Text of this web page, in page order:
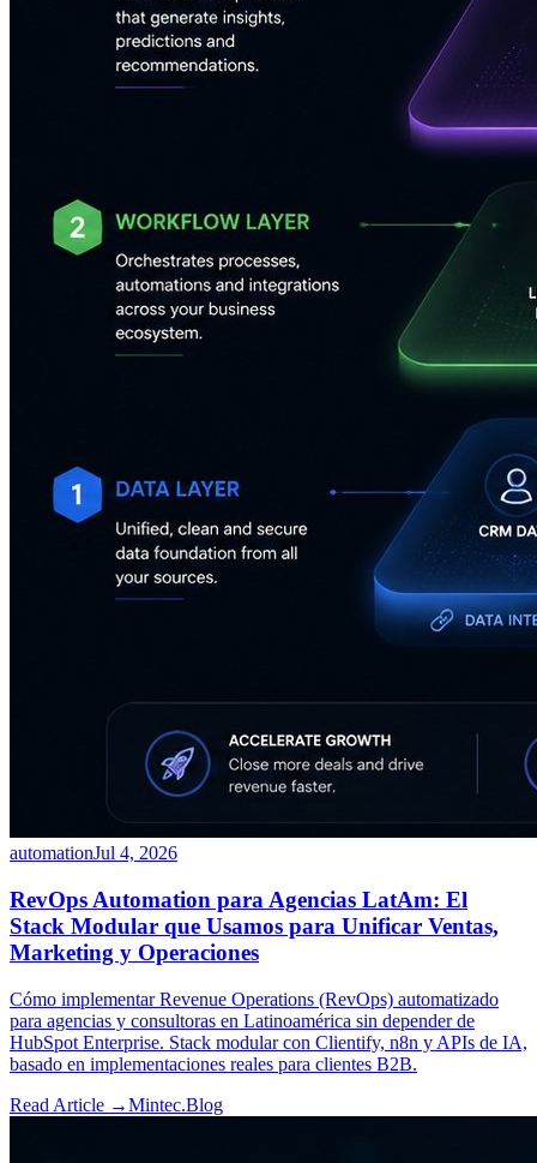
automationJul 4, 2026
RevOps Automation para Agencias LatAm: El
Stack Modular que Usamos para Unificar Ventas,
Marketing y Operaciones
Cómo implementar Revenue Operations (RevOps) automatizado
para agencias y consultoras en Latinoamérica sin depender de
HubSpot Enterprise. Stack modular con Clientify, n8n y APIs de IA,
basado en implementaciones reales para clientes B2B.
Read Article →Mintec.Blog